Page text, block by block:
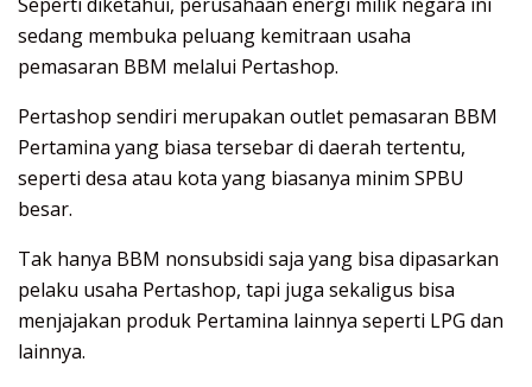
sedang membuka peluang kemitraan usaha
pemasaran BBM melalui Pertashop.
Pertashop sendiri merupakan outlet pemasaran BBM
Pertamina yang biasa tersebar di daerah tertentu,
seperti desa atau kota yang biasanya minim SPBU
besar.
Tak hanya BBM nonsubsidi saja yang bisa dipasarkan
pelaku usaha Pertashop, tapi juga sekaligus bisa
menjajakan produk Pertamina lainnya seperti LPG dan
lainnya.